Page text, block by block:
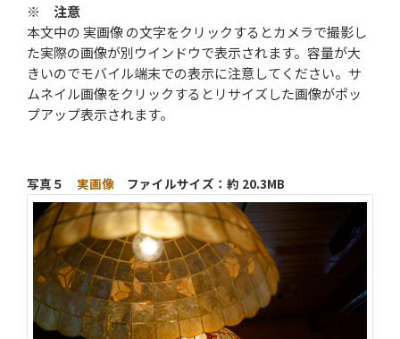
※ 注意
本文中の 実画像の文字をクリックするとカメラで撮影し
た実際の画像が別ウインドウで表示されます。容量が大
きいのでモバイル端末での表示に注意してください。サ
ムネイル画像をクリックするとリサイズした画像がポッ
プアップ表示されます。
写真５ 実画像 ファイルサイズ：約 20.3MB